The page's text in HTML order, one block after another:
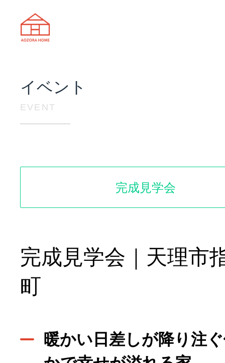
イベント
EVENT
完成見学会
完成見学会｜天理市
町
暖かい日差しが降り注